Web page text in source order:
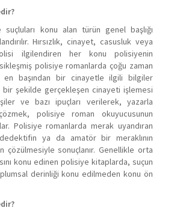
konu alan türün genel başlığı
Hırsızlık, cinayet, casusluk veya
ilgilendiren her konu polisiyenin
polisiye romanlarda çoğu zaman
en başından bir cinayetle ilgili bilgiler
bir şekilde gerçekleşen cinayeti işlemesi
ve bazı ipuçları verilerek, yazarla
polisiye roman okuyucusunun
Polisiye romanlarda merak uyandıran
ya da amatör bir meraklının
çözülmesiyle sonuçlanır. Genellikle orta
konu edinen polisiye kitaplarda, suçun
derinliği konu edilmeden konu ön